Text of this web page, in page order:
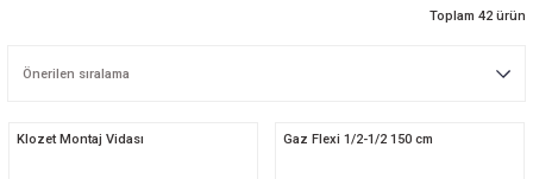
Toplam 42 ürün
Klozet Montaj Vidası Gaz Flexi 1/2-1/2 150 cm